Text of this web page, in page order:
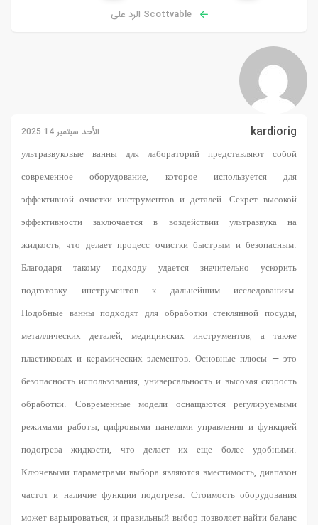
Scottvable الرد على
kardiorig الأحد سبتمبر 14 2025
ультразвуковые ванны для лабораторий представляют собой
современное оборудование, которое используется для
эффективной очистки инструментов и деталей. Секрет высокой
эффективности заключается в воздействии ультразвука на
жидкость, что делает процесс очистки быстрым и безопасным.
Благодаря такому подходу удается значительно ускорить
подготовку инструментов к дальнейшим исследованиям.
Подобные ванны подходят для обработки стеклянной посуды,
металлических деталей, медицинских инструментов, а также
пластиковых и керамических элементов. Основные плюсы — это
безопасность использования, универсальность и высокая скорость
обработки. Современные модели оснащаются регулируемыми
режимами работы, цифровыми панелями управления и функцией
подогрева жидкости, что делает их еще более удобными.
Ключевыми параметрами выбора являются вместимость, диапазон
частот и наличие функции подогрева. Стоимость оборудования
может варьироваться, и правильный выбор позволяет найти баланс